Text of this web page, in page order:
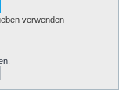
verwenden